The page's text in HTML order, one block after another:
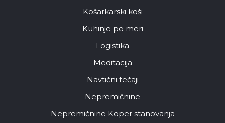
Košarkarski koši
Kuhinje po meri
Logistika
Meditacija
Navtični tečaji
Nepremičnine
Nepremičnine Koper stanovanja